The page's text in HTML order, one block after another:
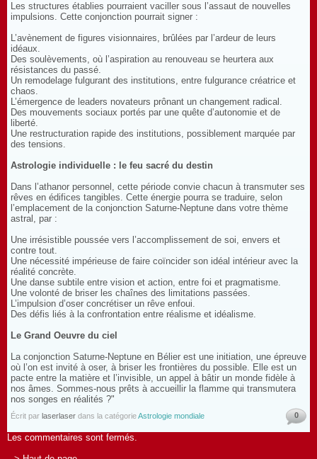
Les structures établies pourraient vaciller sous l’assaut de nouvelles
impulsions. Cette conjonction pourrait signer :
L’avènement de figures visionnaires, brûlées par l’ardeur de leurs
idéaux.
Des soulèvements, où l’aspiration au renouveau se heurtera aux
résistances du passé.
Un remodelage fulgurant des institutions, entre fulgurance créatrice et
chaos.
L’émergence de leaders novateurs prônant un changement radical.
Des mouvements sociaux portés par une quête d’autonomie et de
liberté.
Une restructuration rapide des institutions, possiblement marquée par
des tensions.
Astrologie individuelle : le feu sacré du destin
Dans l’athanor personnel, cette période convie chacun à transmuter ses
rêves en édifices tangibles. Cette énergie pourra se traduire, selon
l’emplacement de la conjonction Saturne-Neptune dans votre thème
astral, par :
Une irrésistible poussée vers l’accomplissement de soi, envers et
contre tout.
Une nécessité impérieuse de faire coïncider son idéal intérieur avec la
réalité concrète.
Une danse subtile entre vision et action, entre foi et pragmatisme.
Une volonté de briser les chaînes des limitations passées.
L’impulsion d’oser concrétiser un rêve enfoui.
Des défis liés à la confrontation entre réalisme et idéalisme.
Le Grand Oeuvre du ciel
La conjonction Saturne-Neptune en Bélier est une initiation, une épreuve
où l’on est invité à oser, à briser les frontières du possible. Elle est un
pacte entre la matière et l’invisible, un appel à bâtir un monde fidèle à
nos âmes. Sommes-nous prêts à accueillir la flamme qui transmutera
nos songes en réalités ?"
Écrit par laserlaser dans la catégorieAstrologie mondiale 0
Les commentaires sont fermés.